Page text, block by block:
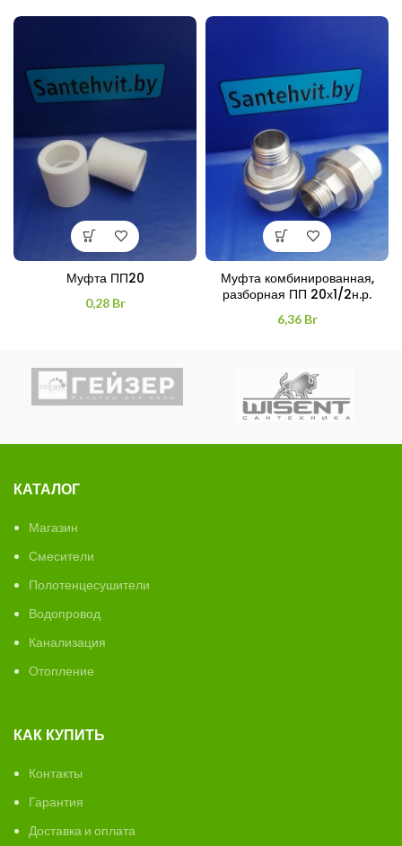
Муфта ПП20
0,28 Br
Муфта комбинированная,
разборная ПП 20х1/2н.р.
6,36 Br
КАТАЛОГ
Магазин
Смесители
Полотенцесушители
Водопровод
Канализация
Отопление
КАК КУПИТЬ
Контакты
Гарантия
Доставка и оплата